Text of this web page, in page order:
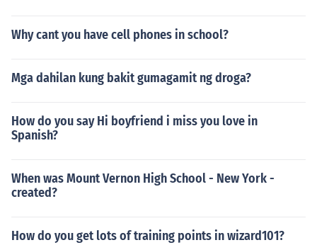
Why cant you have cell phones in school?
Mga dahilan kung bakit gumagamit ng droga?
How do you say Hi boyfriend i miss you love in
Spanish?
When was Mount Vernon High School - New York -
created?
How do you get lots of training points in wizard101?